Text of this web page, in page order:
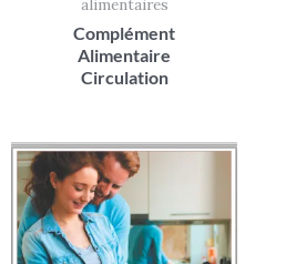
alimentaires
Complément
Alimentaire
Circulation